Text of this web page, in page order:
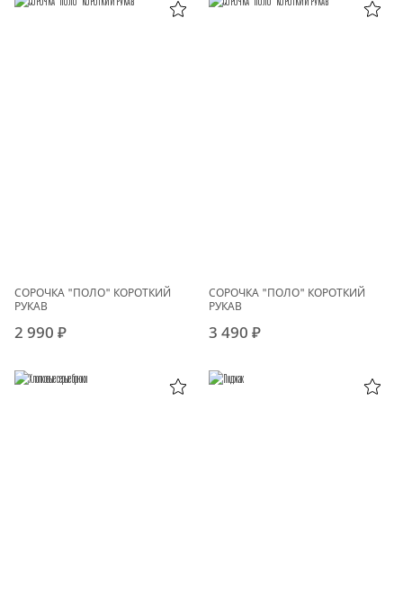
СОРОЧКА "ПОЛО" КОРОТКИЙ
РУКАВ
2 990 ₽
СОРОЧКА "ПОЛО" КОРОТКИЙ
РУКАВ
3 490 ₽